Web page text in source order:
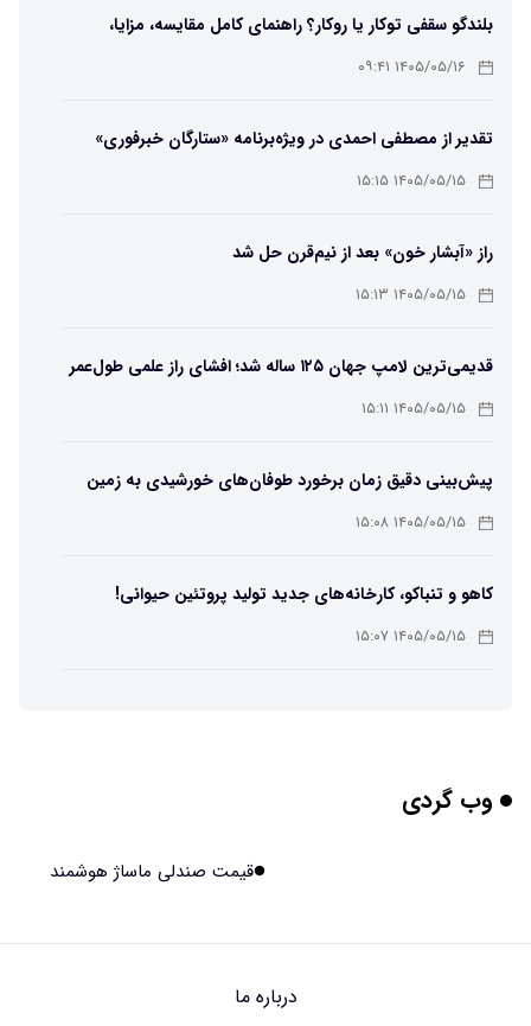
بلندگو سقفی توکار یا روکار؟ راهنمای کامل مقایسه، مزایا،
معایب و انتخاب بهترین مدل
۱۴۰۵/۰۵/۱۶ ۰۹:۴۱
تقدیر از مصطفی احمدی در ویژه‌برنامه «ستارگان خبرفوری»
۱۴۰۵/۰۵/۱۵ ۱۵:۱۵
راز «آبشار خون» بعد از نیم‌قرن حل شد
۱۴۰۵/۰۵/۱۵ ۱۵:۱۳
قدیمی‌ترین لامپ جهان ۱۲۵ ساله شد؛ افشای راز علمی طول‌عمر
لامپ سنتنیال
۱۴۰۵/۰۵/۱۵ ۱۵:۱۱
پیش‌بینی دقیق زمان برخورد طوفان‌های خورشیدی به زمین
ممکن شد
۱۴۰۵/۰۵/۱۵ ۱۵:۰۸
کاهو و تنباکو، کارخانه‌های جدید تولید پروتئین حیوانی!
۱۴۰۵/۰۵/۱۵ ۱۵:۰۷
چرا افراد مضطرب دنیا را متفاوت می بینند؟
وب گردی
قیمت صندلی ماساژ هوشمند
درباره ما